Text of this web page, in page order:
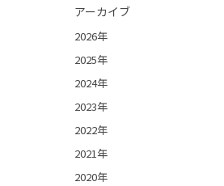
アーカイブ
2026年
2025年
2024年
2023年
2022年
2021年
2020年